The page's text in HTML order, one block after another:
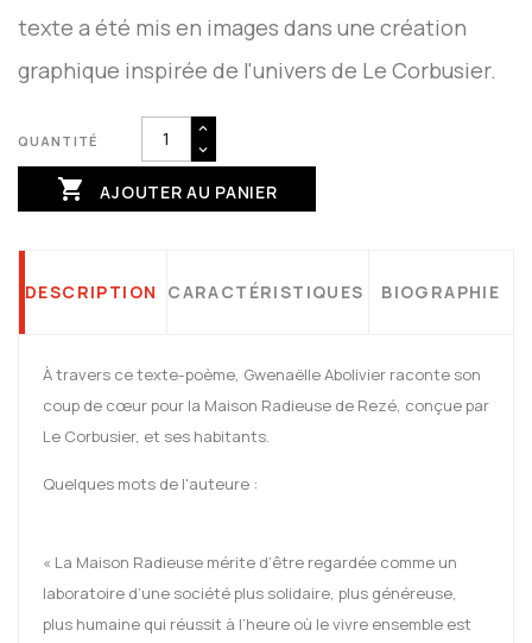
texte a été mis en images dans une création
graphique inspirée de l'univers de Le Corbusier.
QUANTITÉ
 AJOUTER AU PANIER
DESCRIPTION CARACTÉRISTIQUES BIOGRAPHIE
À travers ce texte-poème, Gwenaëlle Abolivier raconte son
coup de cœur pour la Maison Radieuse de Rezé, conçue par
Le Corbusier, et ses habitants.
Quelques mots de l'auteure :
« La Maison Radieuse mérite d’être regardée comme un
laboratoire d’une société plus solidaire, plus généreuse,
plus humaine qui réussit à l’heure où le vivre ensemble est